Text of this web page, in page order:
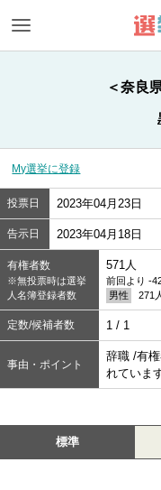
＜奈良
My選挙に登録
投票日 2023年04月23日
告示日 2023年04月18日
有権者数
※無投票時は選挙
人名簿登録者数
571人
前回より -
男性
271人
定数/候補者数 1 / 1
事由・ポイント
辞職 /有
れていま
標準